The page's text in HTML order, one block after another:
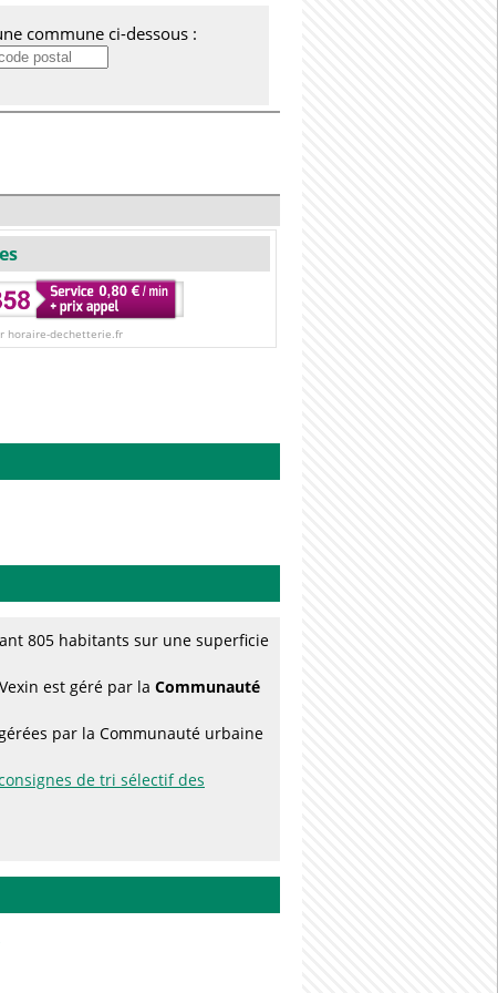
commune ci-dessous :
horaire-dechetterie.fr
805 habitants sur une superficie
est géré par la Communauté
par la Communauté urbaine
de tri sélectif des